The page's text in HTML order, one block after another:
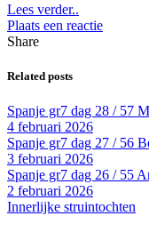
Lees verder..
Plaats een reactie
Share
Related posts
Spanje gr7 dag 28 / 57
4 februari 2026
Spanje gr7 dag 27 / 56
3 februari 2026
Spanje gr7 dag 26 / 55
2 februari 2026
Innerlijke struintochten